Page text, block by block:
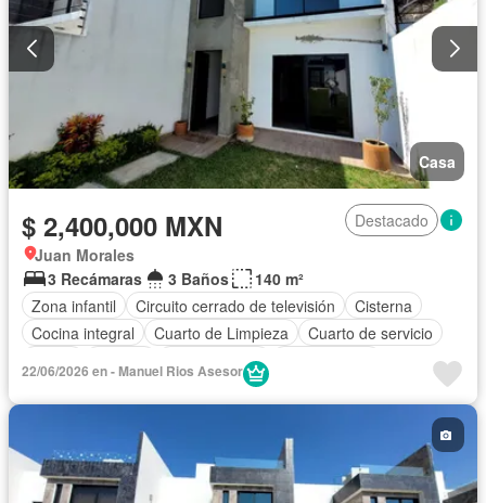
Casa
$ 2,400,000 MXN
Destacado
Juan Morales
3 Recámaras
3 Baños
140 m²
Zona infantil
Circuito cerrado de televisión
Cisterna
Cocina integral
Cuarto de Limpieza
Cuarto de servicio
Zonas verdes
22/06/2026 en - Manuel Rios Asesor